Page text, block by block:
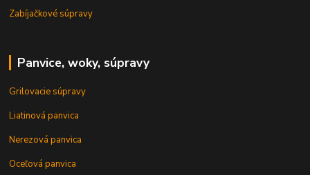
Zabíjačkové súpravy
Panvice, woky, súpravy
Grilovacie súpravy
Liatinová panvica
Nerezová panvica
Oceľová panvica